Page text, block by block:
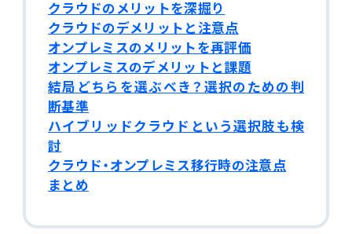
生産管理
生産管理
MES
Fit to Standard
クラウドのメリットを深掘り
クラウドのデメリットと注意点
オンプレミスのメリットを再評価
オンプレミスのデメリットと課題
結局どちらを選ぶべき？選択のための判
断基準
ハイブリッドクラウドという選択肢も検
討
クラウド・オンプレミス移行時の注意点
まとめ